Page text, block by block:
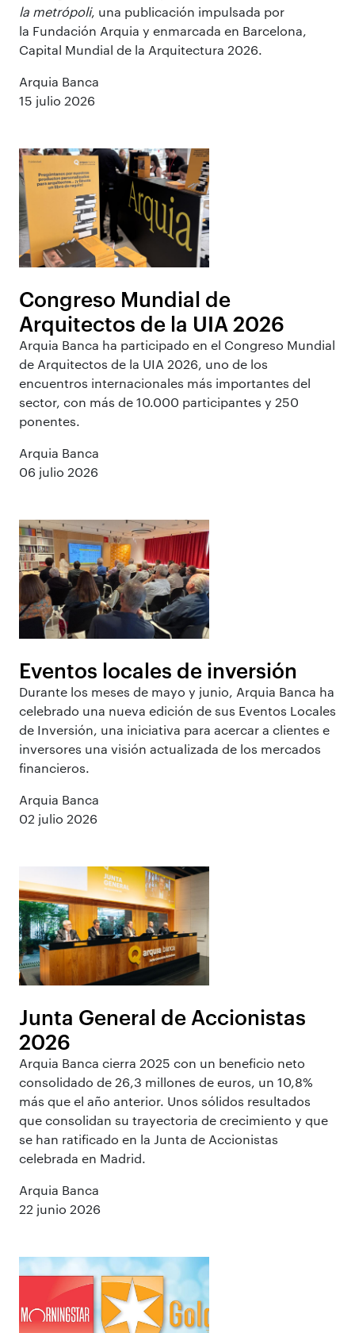
la metrópoli, una publicación impulsada por
la Fundación Arquia y enmarcada en Barcelona,
Capital Mundial de la Arquitectura 2026.
Arquia Banca
15 julio 2026
Congreso Mundial de
Arquitectos de la UIA 2026
Arquia Banca ha participado en el Congreso Mundial
de Arquitectos de la UIA 2026, uno de los
encuentros internacionales más importantes del
sector, con más de 10.000 participantes y 250
ponentes.
Arquia Banca
06 julio 2026
Eventos locales de inversión
Durante los meses de mayo y junio, Arquia Banca ha
celebrado una nueva edición de sus Eventos Locales
de Inversión, una iniciativa para acercar a clientes e
inversores una visión actualizada de los mercados
financieros.
Arquia Banca
02 julio 2026
Junta General de Accionistas
2026
Arquia Banca cierra 2025 con un beneficio neto
consolidado de 26,3 millones de euros, un 10,8%
más que el año anterior. Unos sólidos resultados
que consolidan su trayectoria de crecimiento y que
se han ratificado en la Junta de Accionistas
celebrada en Madrid.
Arquia Banca
22 junio 2026